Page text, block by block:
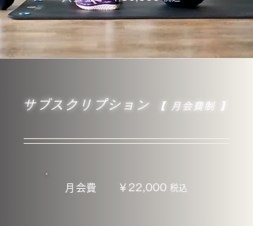
サブスクリプション 【 月会費制】
月会費 ￥22,000 税込